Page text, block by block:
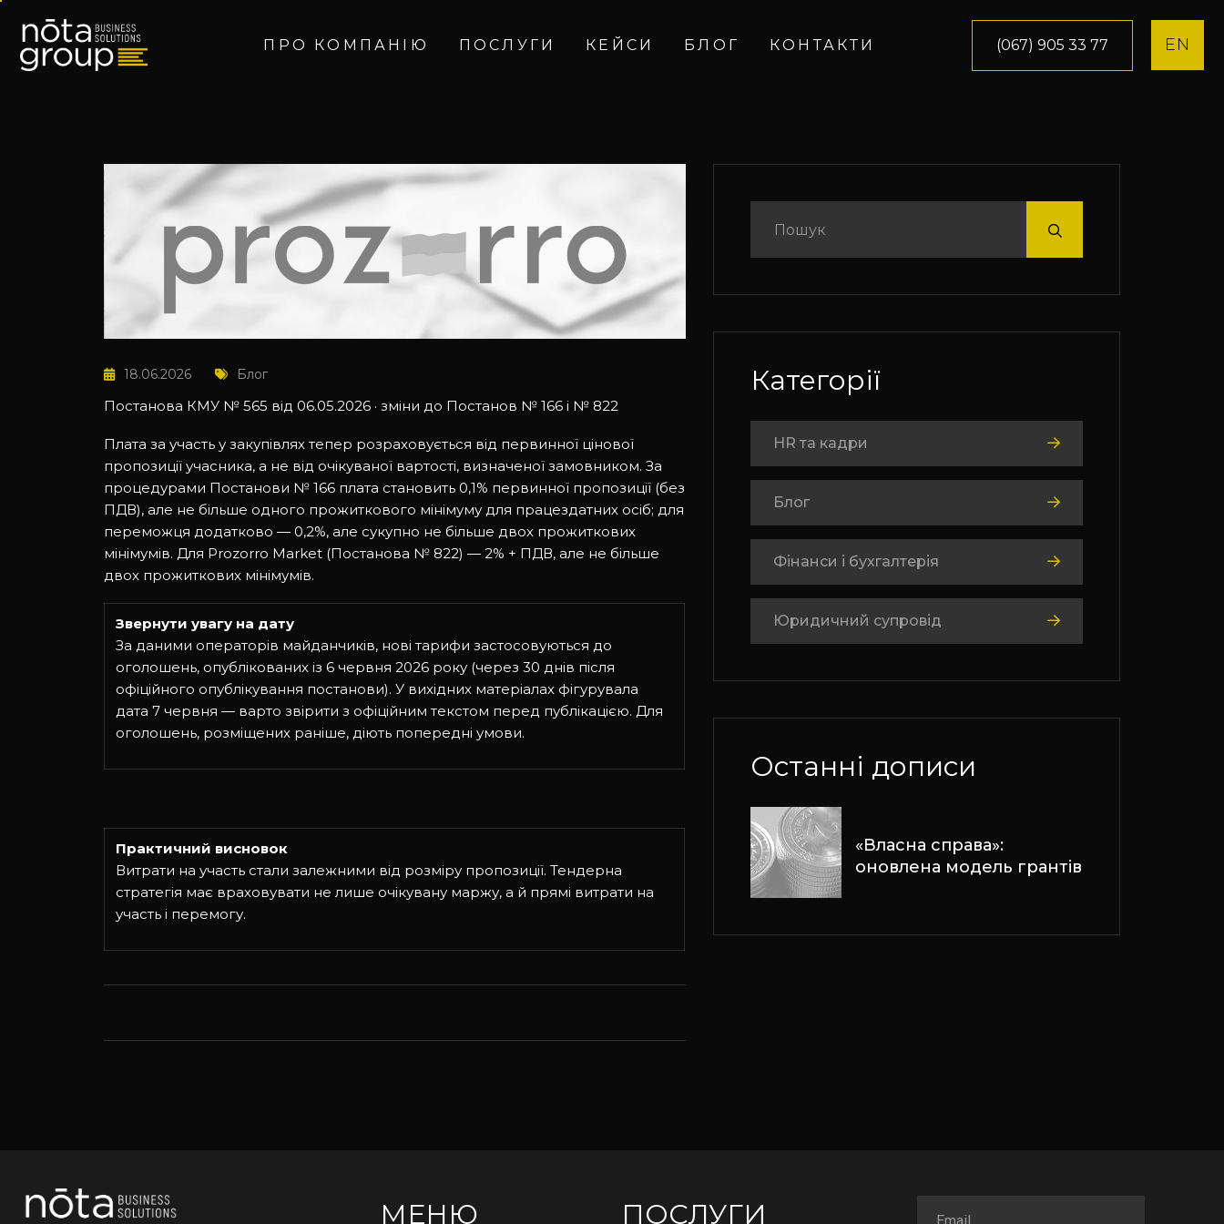
ПРО КОМПАНІЮ ПОСЛУГИ КЕЙСИ БЛОГ КОНТАКТИ (067) 905 33 77 EN
18.06.2026 Блог
Постанова КМУ № 565 від 06.05.2026 · зміни до Постанов № 166 і № 822
Плата за участь у закупівлях тепер розраховується від первинної цінової
пропозиції учасника, а не від очікуваної вартості, визначеної замовником. За
процедурами Постанови № 166 плата становить 0,1% первинної пропозиції (без
ПДВ), але не більше одного прожиткового мінімуму для працездатних осіб; для
переможця додатково — 0,2%, але сукупно не більше двох прожиткових
мінімумів. Для Prozorro Market (Постанова № 822) — 2% + ПДВ, але не більше
двох прожиткових мінімумів.
Звернути увагу на дату
За даними операторів майданчиків, нові тарифи застосовуються до
оголошень, опублікованих із 6 червня 2026 року (через 30 днів після
офіційного опублікування постанови). У вихідних матеріалах фігурувала
дата 7 червня — варто звірити з офіційним текстом перед публікацією. Для
оголошень, розміщених раніше, діють попередні умови.
Практичний висновок
Витрати на участь стали залежними від розміру пропозиції. Тендерна
стратегія має враховувати не лише очікувану маржу, а й прямі витрати на
участь і перемогу.
Категорії
HR та кадри
Блог
Фінанси і бухгалтерія
Юридичний супровід
Останні дописи
«Власна справа»:
оновлена модель грантів
МЕНЮ ПОСЛУГИ